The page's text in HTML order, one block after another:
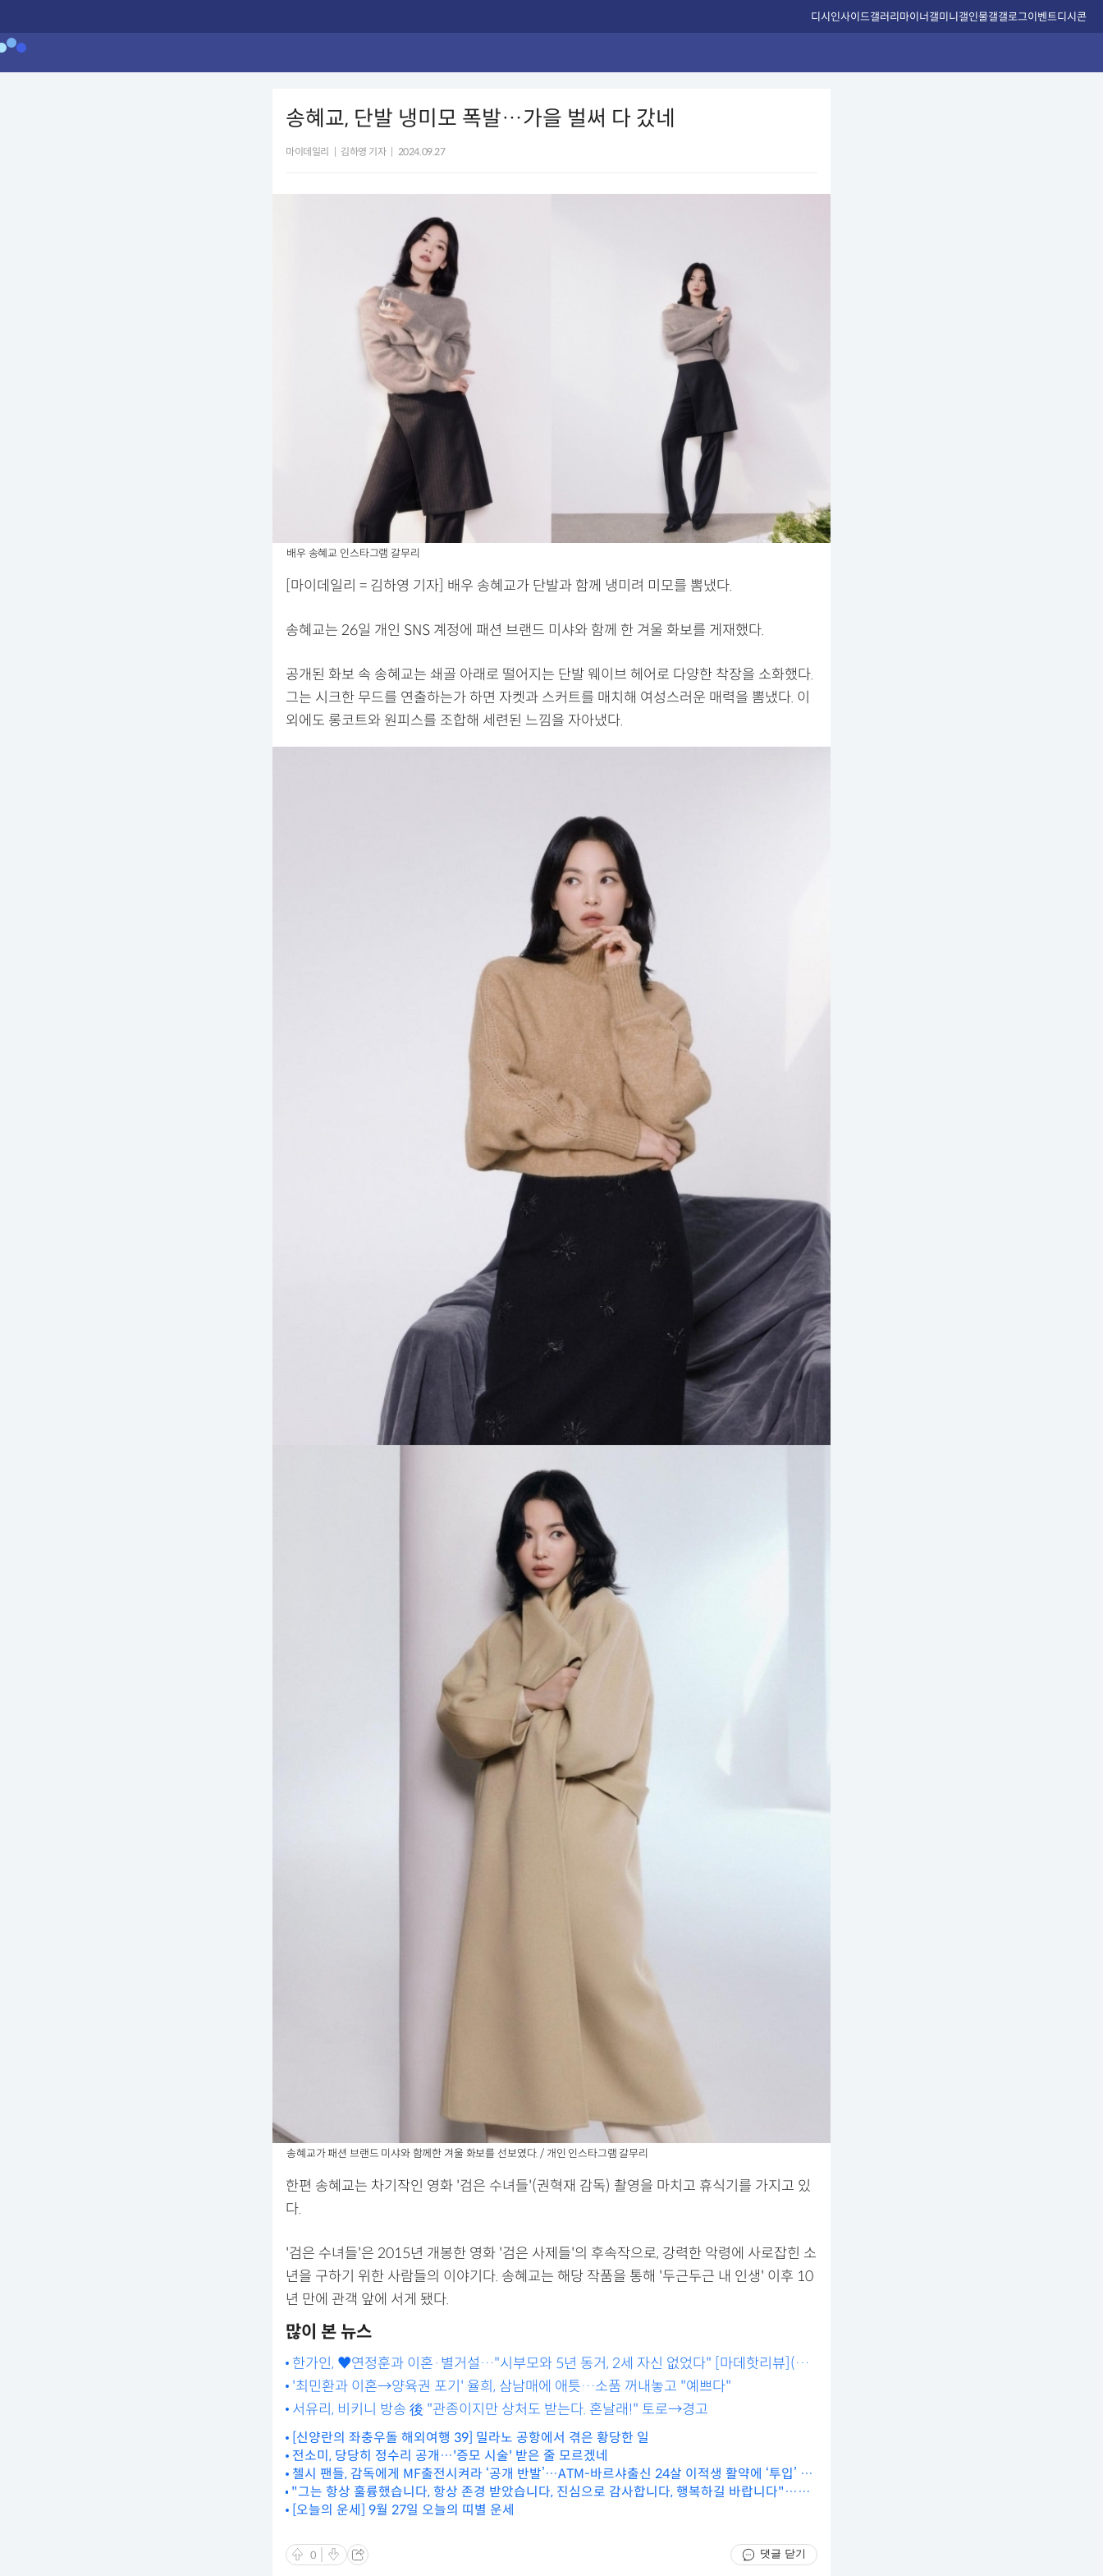
디시인사이드갤러리마이너갤미니갤인물갤갤로그이벤트디시콘
송혜교, 단발 냉미모 폭발…가을 벌써 다 갔네
마이데일리 김하영 기자 2024.09.27
배우 송혜교 인스타그램 갈무리
[마이데일리 = 김하영 기자] 배우 송혜교가 단발과 함께 냉미려 미모를 뽐냈다.
송혜교는 26일 개인 SNS 계정에 패션 브랜드 미샤와 함께 한 겨울 화보를 게재했다.
공개된 화보 속 송혜교는 쇄골 아래로 떨어지는 단발 웨이브 헤어로 다양한 착장을 소화했다.
그는 시크한 무드를 연출하는가 하면 자켓과 스커트를 매치해 여성스러운 매력을 뽐냈다. 이
외에도 롱코트와 원피스를 조합해 세련된 느낌을 자아냈다.
송혜교가 패션 브랜드 미샤와 함께한 겨울 화보를 선보였다. / 개인 인스타그램 갈무리
한편 송혜교는 차기작인 영화 '검은 수녀들'(권혁재 감독) 촬영을 마치고 휴식기를 가지고 있
다.
'검은 수녀들'은 2015년 개봉한 영화 '검은 사제들'의 후속작으로, 강력한 악령에 사로잡힌 소
년을 구하기 위한 사람들의 이야기다. 송혜교는 해당 작품을 통해 '두근두근 내 인생' 이후 10
년 만에 관객 앞에 서게 됐다.
많이 본 뉴스
한가인, ♥연정훈과 이혼·별거설…"시부모와 5년 동거, 2세 자신 없었다" [마데핫리뷰](종
합)
'최민환과 이혼→양육권 포기' 율희, 삼남매에 애틋…소품 꺼내놓고 "예쁘다"
서유리, 비키니 방송 後 "관종이지만 상처도 받는다. 혼날래!" 토로→경고
[신양란의 좌충우돌 해외여행 39] 밀라노 공항에서 겪은 황당한 일
전소미, 당당히 정수리 공개…'증모 시술' 받은 줄 모르겠네
첼시 팬들, 감독에게 MF출전시켜라 ‘공개 반발’…ATM-바르샤출신 24살 이적생 활약에 ‘투입’ 강
권
"그는 항상 훌륭했습니다, 항상 존경 받았습니다, 진심으로 감사합니다, 행복하길 바랍니다"…10
년을 함께한 佛 감독의 이별사...
[오늘의 운세] 9월 27일 오늘의 띠별 운세
0 댓글 닫기